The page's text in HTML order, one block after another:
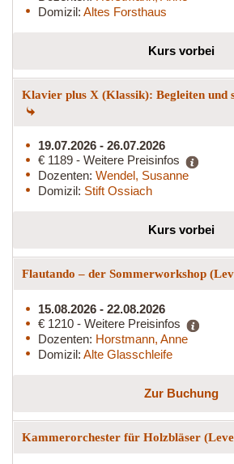
Domizil: Altes Forsthaus
Kurs vorbei
Klavier plus X (Klassik): Begleiten und
19.07.2026 - 26.07.2026
€ 1189 - Weitere Preisinfos
Dozenten: Wendel, Susanne
Domizil: Stift Ossiach
Kurs vorbei
Flautando – der Sommerworkshop
15.08.2026 - 22.08.2026
€ 1210 - Weitere Preisinfos
Dozenten: Horstmann, Anne
Domizil: Alte Glasschleife
Zur Buchung
Kammerorchester für Holzbläser